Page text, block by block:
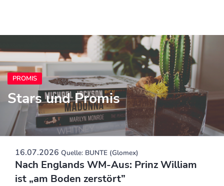
PROMIS
Stars und Promis
16.07.2026 Quelle: BUNTE (Glomex)
Nach Englands WM-Aus: Prinz William
ist „am Boden zerstört”